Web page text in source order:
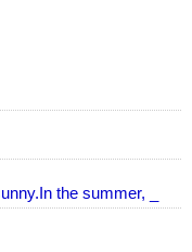
the summer, _